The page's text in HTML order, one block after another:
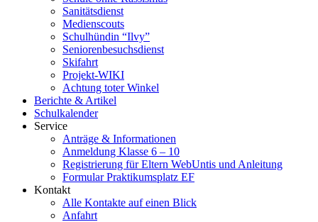
Sanitätsdienst
Medienscouts
Schulhündin “Ilvy”
Seniorenbesuchsdienst
Skifahrt
Projekt-WIKI
Achtung toter Winkel
Berichte & Artikel
Schulkalender
Service
Anträge & Informationen
Anmeldung Klasse 6 – 10
Registrierung für Eltern WebUntis und Anleitung
Formular Praktikumsplatz EF
Kontakt
Alle Kontakte auf einen Blick
Anfahrt